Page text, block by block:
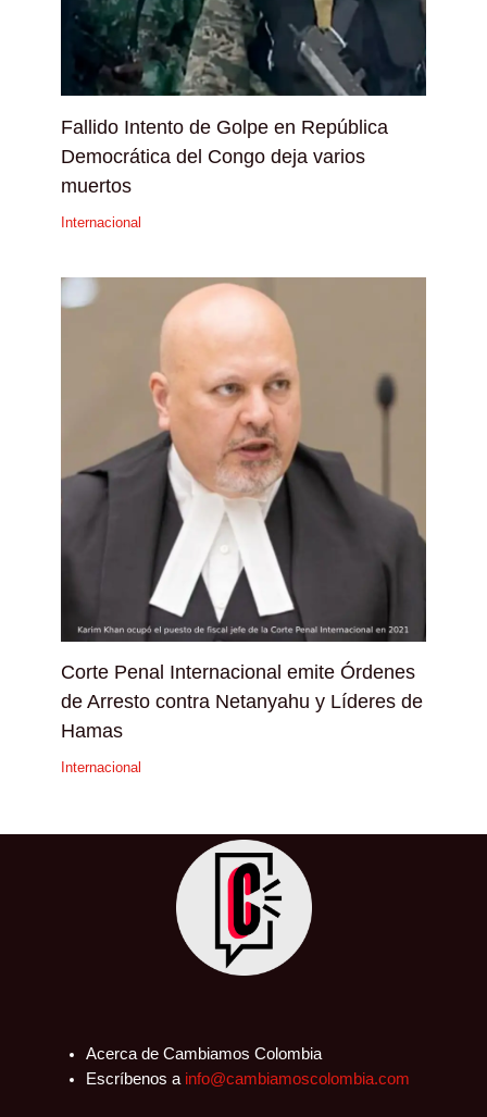
Fallido Intento de Golpe en República
Democrática del Congo deja varios
muertos
Internacional
Corte Penal Internacional emite Órdenes
de Arresto contra Netanyahu y Líderes de
Hamas
Internacional
Acerca de Cambiamos Colombia
Escríbenos a info@cambiamoscolombia.com